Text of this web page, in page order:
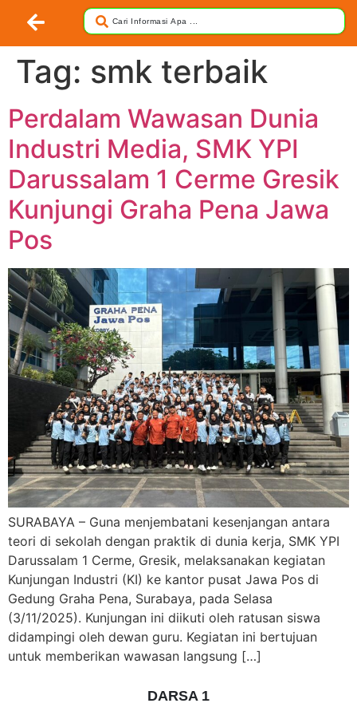
Tag: smk terbaik
Perdalam Wawasan Dunia
Industri Media, SMK YPI
Darussalam 1 Cerme Gresik
Kunjungi Graha Pena Jawa
Pos
SURABAYA – Guna menjembatani kesenjangan antara
teori di sekolah dengan praktik di dunia kerja, SMK YPI
Darussalam 1 Cerme, Gresik, melaksanakan kegiatan
Kunjungan Industri (KI) ke kantor pusat Jawa Pos di
Gedung Graha Pena, Surabaya, pada Selasa
(3/11/2025). Kunjungan ini diikuti oleh ratusan siswa
didampingi oleh dewan guru. Kegiatan ini bertujuan
untuk memberikan wawasan langsung […]
DARSA 1